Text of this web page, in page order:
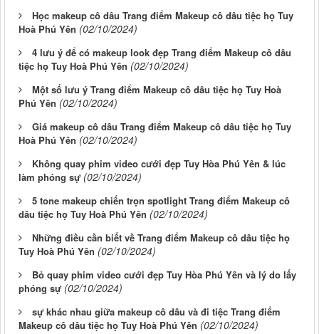
Học makeup cô dâu Trang điểm Makeup cô dâu tiệc họ Tuy
Hoà Phú Yên (02/10/2024)
4 lưu ý để có makeup look đẹp Trang điểm Makeup cô dâu
tiệc họ Tuy Hoà Phú Yên (02/10/2024)
Một số lưu ý Trang điểm Makeup cô dâu tiệc họ Tuy Hoà
Phú Yên (02/10/2024)
Giá makeup cô dâu Trang điểm Makeup cô dâu tiệc họ Tuy
Hoà Phú Yên (02/10/2024)
Không quay phim video cưới đẹp Tuy Hòa Phú Yên & lúc
làm phóng sự (02/10/2024)
5 tone makeup chiến trọn spotlight Trang điểm Makeup cô
dâu tiệc họ Tuy Hoà Phú Yên (02/10/2024)
Những điều cần biết về Trang điểm Makeup cô dâu tiệc họ
Tuy Hoà Phú Yên (02/10/2024)
Bỏ quay phim video cưới đẹp Tuy Hòa Phú Yên và lý do lấy
phóng sự (02/10/2024)
sự khác nhau giữa makeup cô dâu và đi tiệc Trang điểm
Makeup cô dâu tiệc họ Tuy Hoà Phú Yên (02/10/2024)